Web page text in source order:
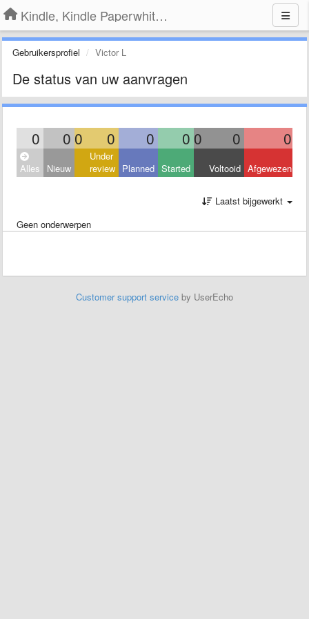
Kindle, Kindle Paperwhite, Kindle Voyage
Gebruikersprofiel Victor L
De status van uw aanvragen
0 0 0 0 0 0 0 0 0
Alles Nieuw
Under
review Planned Started Voltooid Afgewezen
Laatst bijgewerkt
Geen onderwerpen
Customer support service by UserEcho